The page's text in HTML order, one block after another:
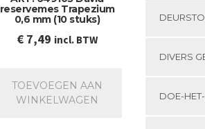
reservemes Trapezium
0,6 mm (10 stuks)
€ 7,49 incl. BTW
TOEVOEGEN AAN
WINKELWAGEN
DIVERS
DOE-